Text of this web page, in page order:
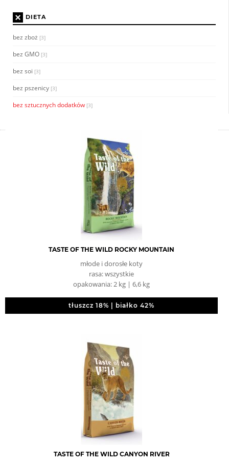
× DIETA
bez zboż [3]
bez GMO [3]
bez soi [3]
bez pszenicy [3]
bez sztucznych dodatków [3]
TASTE OF THE WILD ROCKY MOUNTAIN
młode i dorosłe koty
rasa: wszystkie
opakowania: 2 kg | 6,6 kg
tłuszcz 18% | białko 42%
TASTE OF THE WILD CANYON RIVER